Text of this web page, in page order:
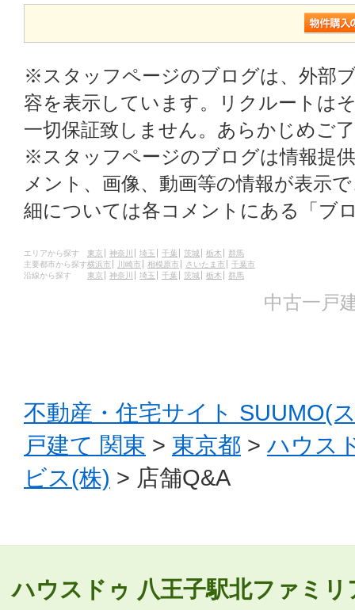
※スタッフページのブログは、外部
容を表示しています。リクルートは
一切保証致しません。あらかじめご
※スタッフページのブログは情報提
メント、画像、動画等の情報が表示
細については各コメントにある「ブ
エリアから探す 東京 神奈川 埼玉 千葉 茨城 栃木
群馬
主要都市から探す横浜市 川崎市 相模原市 さいたま市
千葉市
沿線から探す
東京 神奈川 埼玉 千葉 茨城 栃木 群馬
中古一戸
不動産・住宅サイト SUUMO(
戸建て 関東 > 東京都 > ハウス
ビス(株) > 店舗Q&A
ハウスドゥ 八王子駅北ファミ